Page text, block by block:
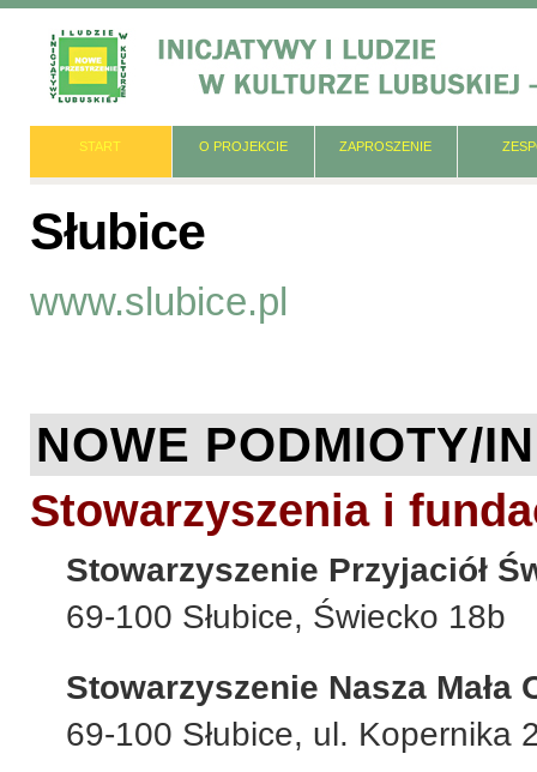
START O PROJEKCIE ZAPROSZENIE
Słubice
www.slubice.pl
NOWE PODMIOTY/
Stowarzyszenia i
Stowarzyszenie Przyjaciół
69-100 Słubice, Świecko 18b
Stowarzyszenie Nasza Mała
69-100 Słubice, ul. Kopernika